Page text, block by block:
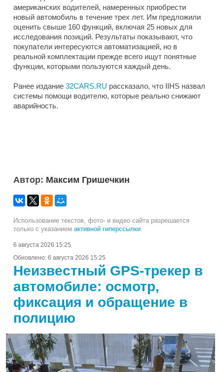
американских водителей, намеренных приобрести
новый автомобиль в течение трех лет. Им предложили
оценить свыше 160 функций, включая 25 новых для
исследования позиций. Результаты показывают, что
покупатели интересуются автоматизацией, но в
реальной комплектации прежде всего ищут понятные
функции, которыми пользуются каждый день.
Ранее издание 32CARS.RU рассказало, что IIHS назвал
системы помощи водителю, которые реально снижают
аварийность.
Автор: Максим Гришечкин
Использование текстов, фото- и видео сайта разрешается
только с указанием активной гиперссылки.
6 августа 2026 15:25
Обновлено: 6 августа 2026 15:25
Неизвестный GPS-трекер в
автомобиле: осмотр,
фиксация и обращение в
полицию